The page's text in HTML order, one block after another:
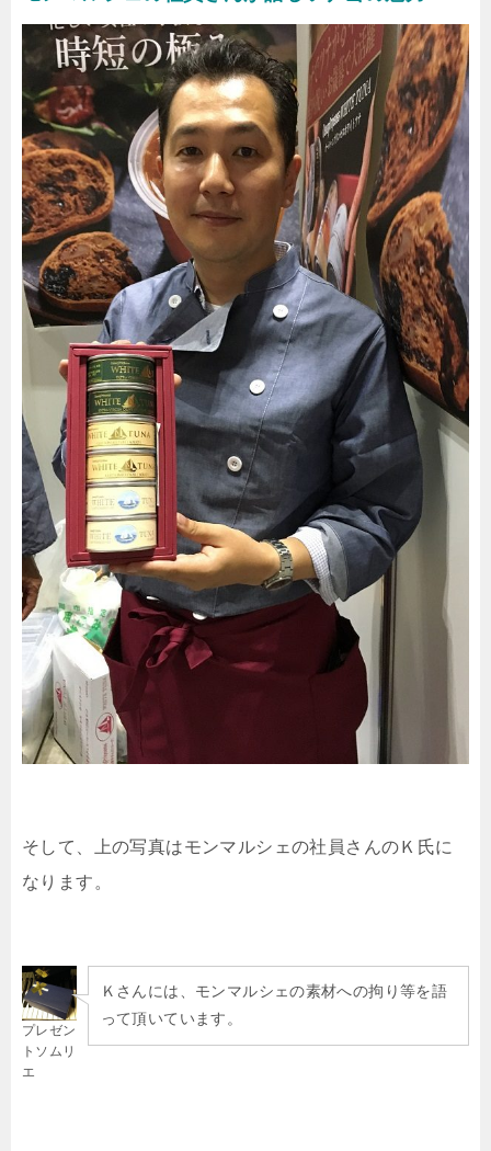
そして、上の写真はモンマルシェの社員さんのＫ氏に
なります。
プレゼン
トソムリ
エ
Ｋさんには、モンマルシェの素材への拘り等を語
って頂いています。